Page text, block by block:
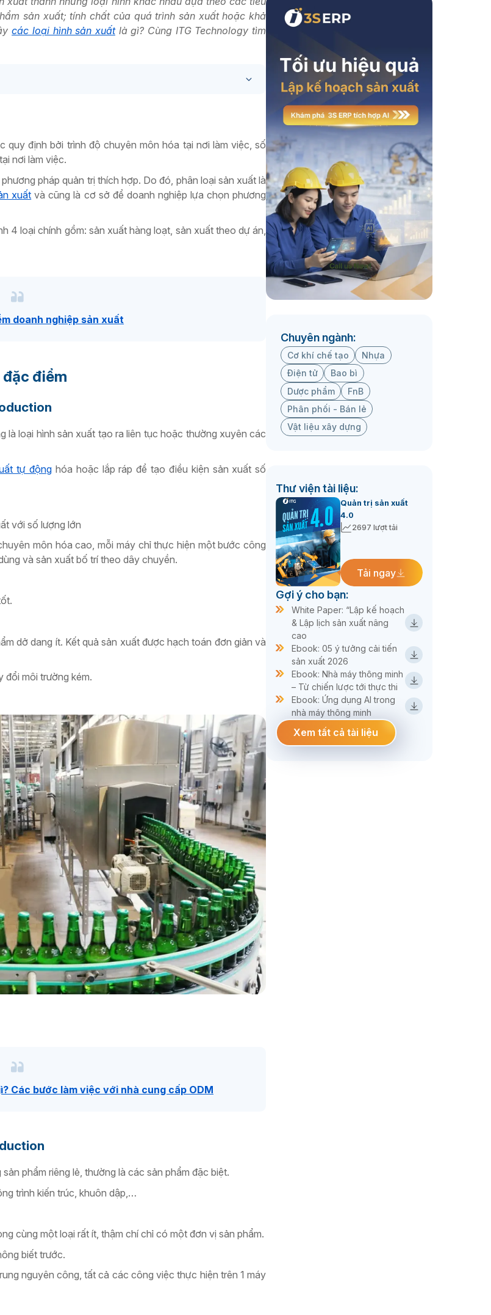
Xem thêm
sản xuất; tính chất của quá trình sản xuất hoặc khả
các loại hình sản xuấtlà gì? Cùng ITG Technology tìm
định bởi trình độ chuyên môn hóa tại nơi làm việc, số
nơi làm việc.
pháp quản trị thích hợp. Do đó, phân loại sản xuất là
xuất và cũng là cơ sở để doanh nghiệp lựa chọn phương
4 loại chính gồm: sản xuất hàng loạt, sản xuất theo dự án,
doanh nghiệp sản xuất
đặc điểm
là loại hình sản xuất tạo ra liên tục hoặc thường xuyên các
tự động hóa hoặc lắp ráp để tạo điều kiện sản xuất số
với số lượng lớn
môn hóa cao, mỗi máy chỉ thực hiện một bước công
và sản xuất bố trí theo dây chuyền.
dở dang ít. Kết quả sản xuất được hạch toán đơn giản và
đổi môi trường kém.
Các bước làm việc với nhà cung cấp ODM
phẩm riêng lẻ, thường là các sản phẩm đặc biệt.
trình kiến trúc, khuôn dập,…
cùng một loại rất ít, thậm chí chỉ có một đơn vị sản phẩm.
biết trước.
nguyên công, tất cả các công việc thực hiện trên 1 máy
Chuyên ngành:
Cơ khí chế tạo
Nhựa
Điện tử
Bao bì
Dược phẩm
FnB
Phân phối - Bán lẻ
Vật liệu xây dựng
Thư viện tài liệu:
Quản trị sản xuất
4.0
2697 lượt tải
Tải ngay
Gợi ý cho bạn:
White Paper: “Lập kế hoạch
& Lập lịch sản xuất nâng
cao
Ebook: 05 ý tưởng cải tiến
sản xuất 2026
Ebook: Nhà máy thông minh
– Từ chiến lược tới thực thi
Ebook: Ứng dụng AI trong
nhà máy thông minh
Xem tất cả tài liệu